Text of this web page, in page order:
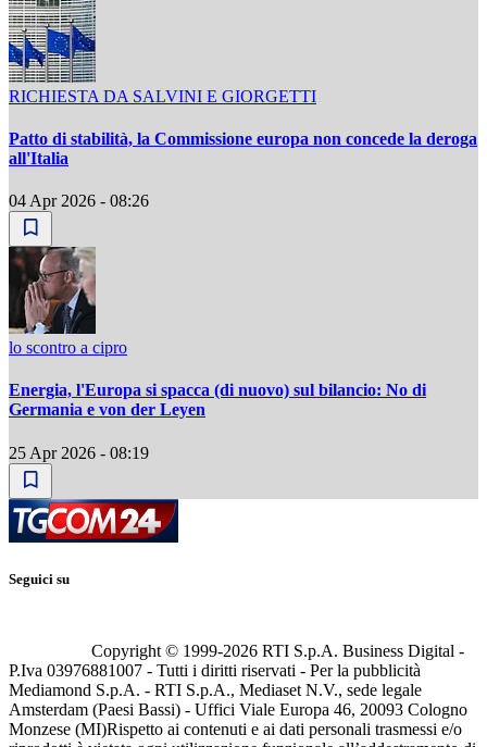
RICHIESTA DA SALVINI E GIORGETTI
Patto di stabilità, la Commissione europa non concede la deroga
all'Italia
04 Apr 2026 - 08:26
lo scontro a cipro
Energia, l'Europa si spacca (di nuovo) sul bilancio: No di
Germania e von der Leyen
25 Apr 2026 - 08:19
Seguici su
Copyright © 1999-2026 RTI S.p.A. Business Digital -
P.Iva 03976881007 - Tutti i diritti riservati - Per la pubblicità
Mediamond S.p.A. - RTI S.p.A., Mediaset N.V., sede legale
Amsterdam (Paesi Bassi) - Uffici Viale Europa 46, 20093 Cologno
Monzese (MI)Rispetto ai contenuti e ai dati personali trasmessi e/o